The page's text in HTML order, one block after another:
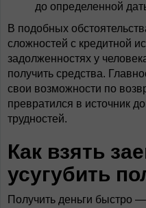
до определенной
В подобных
сложностей с кредитной
задолженностях у
получить средства.
свои возможности по
превратился в источник
трудностей.
Как взять
усугубить
Получить деньги быстро